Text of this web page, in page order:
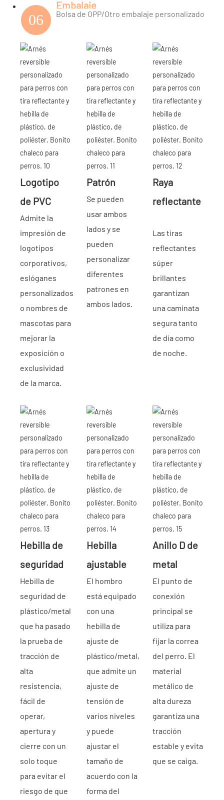
06
Embalaje
Bolsa de OPP/Otro embalaje personalizado
Logotipo
de PVC
Admite la
impresión de
logotipos
corporativos,
eslóganes
personalizados
o nombres de
mascotas para
mejorar la
exposición o
exclusividad
de la marca.
Patrón
Se pueden
usar ambos
lados y se
pueden
personalizar
diferentes
patrones en
ambos lados.
Raya
reflectante
Las tiras
reflectantes
súper
brillantes
garantizan
una caminata
segura tanto
de día como
de noche.
Hebilla de
seguridad
Hebilla de
seguridad de
plástico/metal
que ha pasado
la prueba de
tracción de
alta
resistencia,
fácil de
operar,
apertura y
cierre con un
solo toque
para evitar el
riesgo de que
Hebilla
ajustable
El hombro
está equipado
con una
hebilla de
ajuste de
plástico/metal,
que admite un
ajuste de
tensión de
varios niveles
y puede
ajustar el
tamaño de
acuerdo con la
forma del
Anillo D de
metal
El punto de
conexión
principal se
utiliza para
fijar la correa
del perro. El
material
metálico de
alta dureza
garantiza una
tracción
estable y evita
que se caiga.